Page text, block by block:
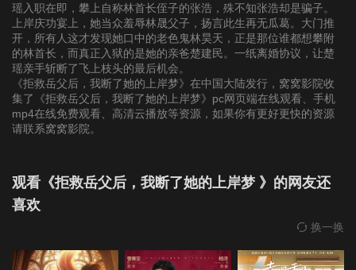
28 29 30
31 32 33
34 35 36
43 44 45
瑶入职在即，攀上自称林首长侄子的张浩，殊不知张浩却是骗子。
上岸庆功宴上，她当众羞辱林晟父子，扬言此生再无瓜葛。大门推
开，所有人这才发现她口中的老色鬼林昊天，正是那位谁都想攀附
的林首长，而真正入狱的是她的亲爸楚建民。一纸离婚协议，让楚
瑶亲手斩断了飞上枝头的最后机会。
《拒救岳父后，我断了她的上岸梦》在中国大陆发行，窝窝影院收
集了《拒救岳父后，我断了她的上岸梦》pc网页端在线观看、手机
mp4在线免费观看、高清云播放等资源，如果你有更好更快的资源
请联系窝窝影院。
观看《拒救岳父后，我断了她的上岸梦 》的网友还
喜欢
换一换